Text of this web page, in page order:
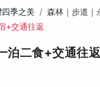
四季之美
森林｜步道｜
+交通往返
二食+交通往返